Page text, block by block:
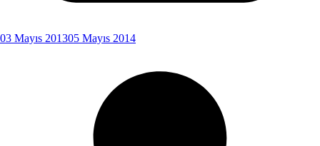
03 Mayıs 201305 Mayıs 2014